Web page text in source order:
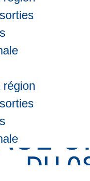
région
l’état de
objectif,
autour du
de
DU